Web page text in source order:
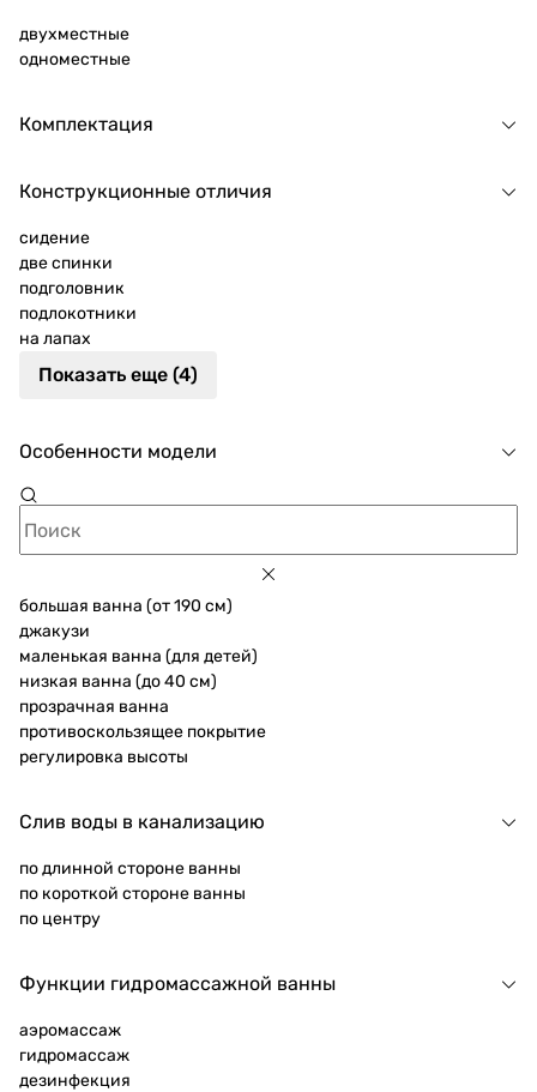
двухместные
одноместные
Комплектация
Конструкционные отличия
сидение
две спинки
подголовник
подлокотники
на лапах
Показать еще (4)
Особенности модели
большая ванна (от 190 см)
джакузи
маленькая ванна (для детей)
низкая ванна (до 40 см)
прозрачная ванна
противоскользящее покрытие
регулировка высоты
Слив воды в канализацию
по длинной стороне ванны
по короткой стороне ванны
по центру
Функции гидромассажной ванны
аэромассаж
гидромассаж
дезинфекция